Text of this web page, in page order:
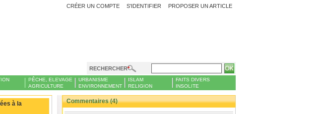
PROPOSER UN ARTICLE
CRÉER UN COMPTE S'IDENTIFIER
RECHERCHER
PÊCHE, ELEVAGE
AGRICULTURE
URBANISME
ENVIRONNEMENT
ISLAM
RELIGION
FAITS DIVERS
INSOLITE
à la
Commentaires (4)